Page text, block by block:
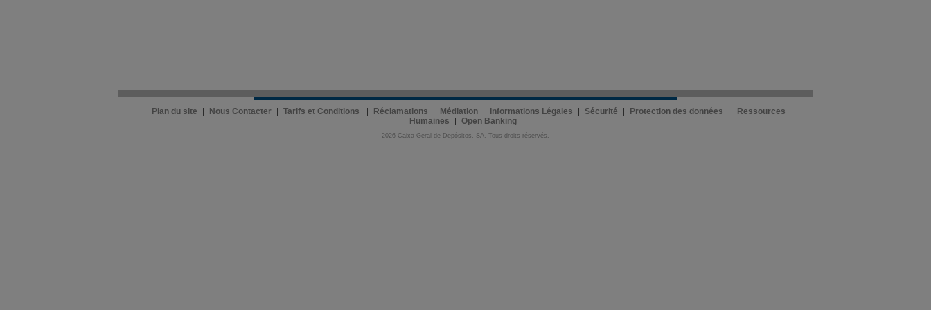
Plan du site Nous Contacter Tarifs et Conditions Réclamations Médiation Informations Légales Sécurité Protection des données
Ressources
Humaines
Open Banking
2026 Caixa Geral de Depósitos, SA. Tous droits réservés.